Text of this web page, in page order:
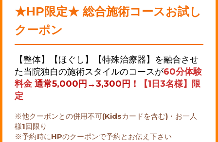
★HP限定★ 総合施術コースお試し
クーポン
【整体】【ほぐし】【特殊治療器】を融合させ
た当院独自の施術スタイルのコースが60分体験
料金 通常5,000円→3,300円！
【1日3名様】限
定
※他クーポンとの併用不可(Kidsカードを含む)・お一人
様1回限り
※予約時にHPのクーポンで予約とお伝え下さい